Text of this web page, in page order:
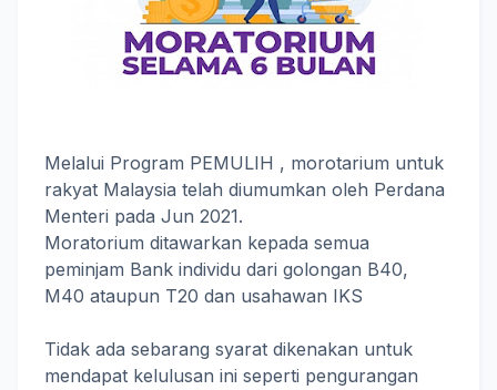
Melalui Program PEMULIH , morotarium untuk
rakyat Malaysia telah diumumkan oleh Perdana
Menteri pada Jun 2021.
Moratorium ditawarkan kepada semua
peminjam Bank individu dari golongan B40,
M40 ataupun T20 dan usahawan IKS
Tidak ada sebarang syarat dikenakan untuk
mendapat kelulusan ini seperti pengurangan